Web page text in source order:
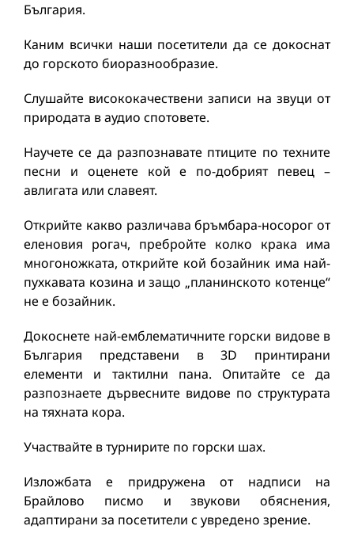
България.
Каним всички наши посетители да се докоснат
до горското биоразнообразие.
Слушайте висококачествени записи на звуци от
природата в аудио спотовете.
Научете се да разпознавате птиците по техните
песни и оценете кой е по-добрият певец –
авлигата или славеят.
Открийте какво различава бръмбара-носорог от
еленовия рогач, пребройте колко крака има
многоножката, открийте кой бозайник има най-
пухкавата козина и защо „планинското котенце“
не е бозайник.
Докоснете най-емблематичните горски видове в
България представени в 3D принтирани
елементи и тактилни пана. Опитайте се да
разпознаете дървесните видове по структурата
на тяхната кора.
Участвайте в турнирите по горски шах.
Изложбата е придружена от надписи на
Брайлово писмо и звукови обяснения,
адаптирани за посетители с увредено зрение.